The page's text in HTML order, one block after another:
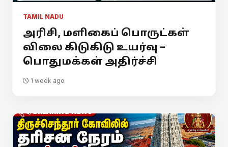
TAMIL NADU
அரிசி, மளிகைப் பொருட்கள்
விலை கிடுகிடு உயர்வு –
பொதுமக்கள் அதிர்ச்சி
1 week ago